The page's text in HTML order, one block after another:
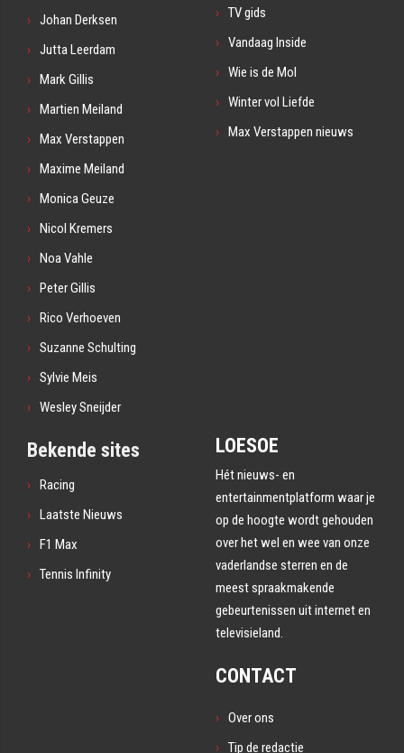
Johan Derksen
Jutta Leerdam
Mark Gillis
Martien Meiland
Max Verstappen
Maxime Meiland
Monica Geuze
Nicol Kremers
Noa Vahle
Peter Gillis
Rico Verhoeven
Suzanne Schulting
Sylvie Meis
Wesley Sneijder
TV gids
Vandaag Inside
Wie is de Mol
Winter vol Liefde
Max Verstappen nieuws
Bekende sites
Racing
Laatste Nieuws
F1 Max
Tennis Infinity
LOESOE
Hét nieuws- en
entertainmentplatform waar je
op de hoogte wordt gehouden
over het wel en wee van onze
vaderlandse sterren en de
meest spraakmakende
gebeurtenissen uit internet en
televisieland.
CONTACT
Over ons
Tip de redactie